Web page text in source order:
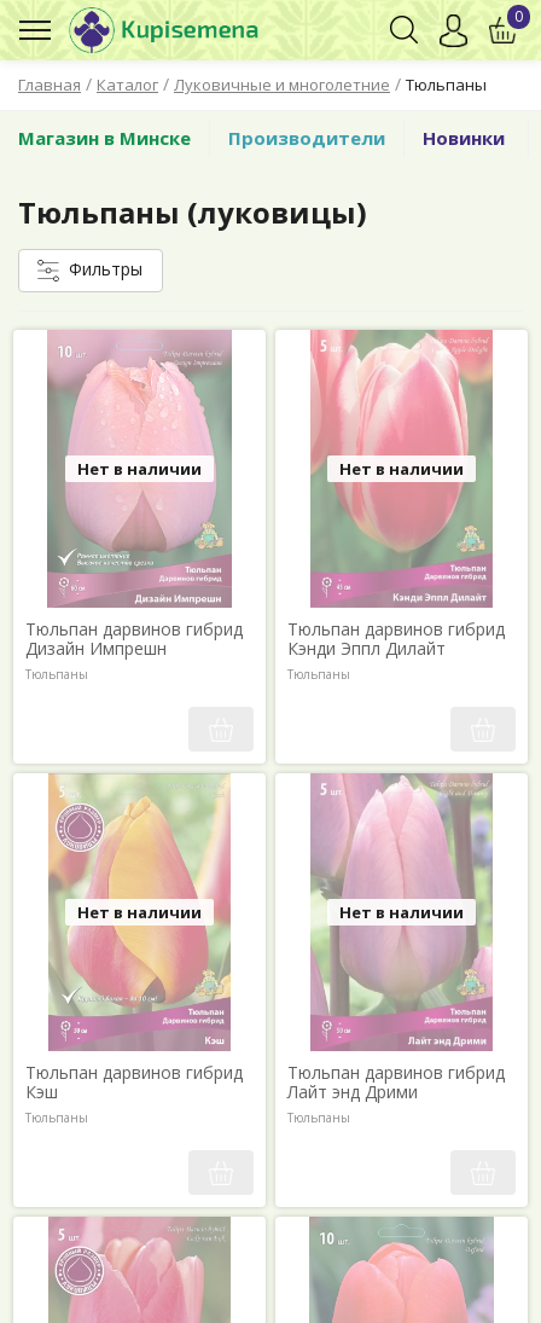
Главная / Каталог / Луковичные и многолетние / Тюльпаны
0
Магазин в Минске Производители Новинки
Тюльпаны (луковицы)
Фильтры
Нет в наличии
Тюльпан дарвинов гибрид
Дизайн Импрешн
Тюльпаны
Нет в наличии
Тюльпан дарвинов гибрид
Кэнди Эппл Дилайт
Тюльпаны
Нет в наличии
Тюльпан дарвинов гибрид
Кэш
Тюльпаны
Нет в наличии
Тюльпан дарвинов гибрид
Лайт энд Дрими
Тюльпаны